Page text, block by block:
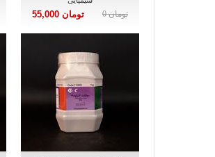
تومان 0 تومان 55,000